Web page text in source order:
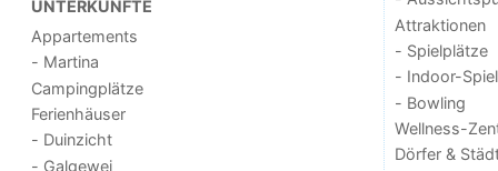
UNTERKÜNFTE
Appartements
- Martina
Campingplätze
Ferienhäuser
- Duinzicht
- Galgewei
Attraktionen
- Spielplätze
- Indoor-
- Bowling
Wellness-
Dörfer &